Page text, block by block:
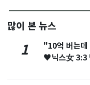
많이 본 뉴스
1
"10억 버는
♥닉스女 3:3